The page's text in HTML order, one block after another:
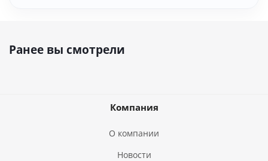
Ранее вы смотрели
Компания
О компании
Новости